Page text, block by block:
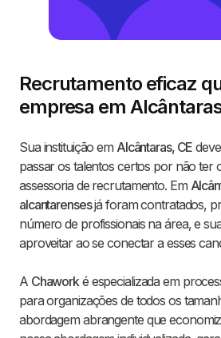
Recrutamento eficaz
empresa em
Sua instituição em Alcântaras, CE
passar os talentos certos por não ter
assessoria de recrutamento. Em
alcantarensesjá foram contratados,
número de profissionais na área, e
aproveitar ao se conectar a esses
A Chaworké especializada em
para organizações de todos os
abordagem abrangente que